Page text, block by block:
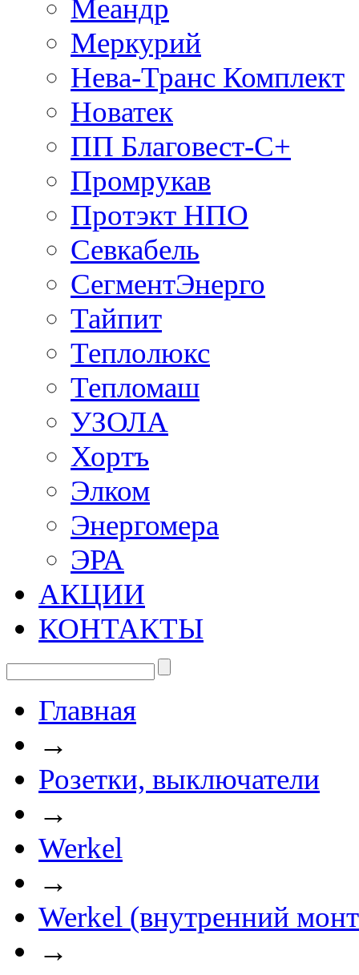
Меандр
Меркурий
Нева-Транс Комплект
Новатек
ПП Благовест-С+
Промрукав
Протэкт НПО
Севкабель
СегментЭнерго
Тайпит
Теплолюкс
Тепломаш
УЗОЛА
Хортъ
Элком
Энергомера
ЭРА
АКЦИИ
КОНТАКТЫ
Главная
→
Розетки, выключатели
→
Werkel
→
Werkel (внутренний
→